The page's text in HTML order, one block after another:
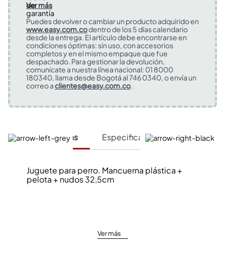
Ver más
Puedes devolver o cambiar un producto adquirido en
www.easy.com.codentro de los 5 días calendario
desde la entrega. El artículo debe encontrarse en
condiciones óptimas: sin uso, con accesorios
completos y en el mismo empaque que fue
despachado. Para gestionar la devolución,
comunícate a nuestra línea nacional: 01 8000
180340, llama desde Bogotá al 746 0340, o envía un
correo aclientes@easy.com.co.
Características Especificaciones Técnicas
Juguete para perro. Mancuerna plástica +
pelota + nudos 32,5cm
Ver más